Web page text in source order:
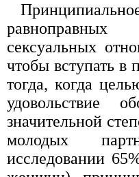
сексуальных
чтобы вступать в
тогда, когда
удовольствие
значительной
молодых
исследовании